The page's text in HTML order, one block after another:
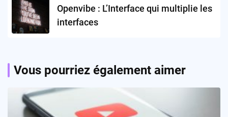
Openvibe : L’Interface qui multiplie les
interfaces
Vous pourriez également aimer